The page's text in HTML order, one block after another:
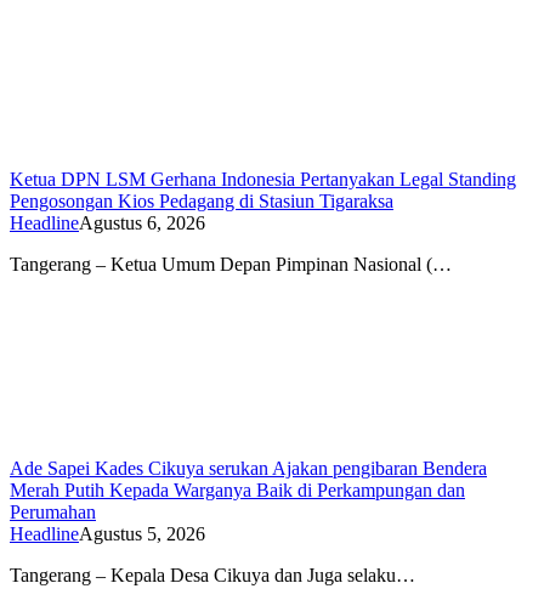
Ketua DPN LSM Gerhana Indonesia Pertanyakan Legal Standing
Pengosongan Kios Pedagang di Stasiun Tigaraksa
HeadlineAgustus 6, 2026
Tangerang – Ketua Umum Depan Pimpinan Nasional (…
Ade Sapei Kades Cikuya serukan Ajakan pengibaran Bendera
Merah Putih Kepada Warganya Baik di Perkampungan dan
Perumahan
HeadlineAgustus 5, 2026
Tangerang – Kepala Desa Cikuya dan Juga selaku…